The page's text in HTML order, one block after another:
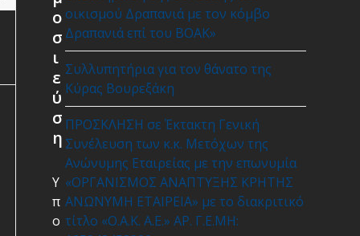
οικισμού Δραπανιά με τον κόμβο
Δραπανιά επί του ΒΟΑΚ»
Συλλυπητήρια για τον θάνατο της
Κύρας Βουρεξάκη
ΠΡΟΣΚΛΗΣΗ σε Έκτακτη Γενική
Συνέλευση των κ.κ. Μετόχων της
Ανώνυμης Εταιρείας με την επωνυμία
«ΟΡΓΑΝΙΣΜΟΣ ΑΝΑΠΤΥΞΗΣ ΚΡΗΤΗΣ
ΑΝΩΝΥΜΗ ΕΤΑΙΡΕΙΑ» με το διακριτικό
τίτλο «Ο.Α.Κ. Α.Ε.» ΑΡ. Γ.Ε.ΜΗ:
ο
σ
ι
ε
ύ
σ
η
Υ
π
ο